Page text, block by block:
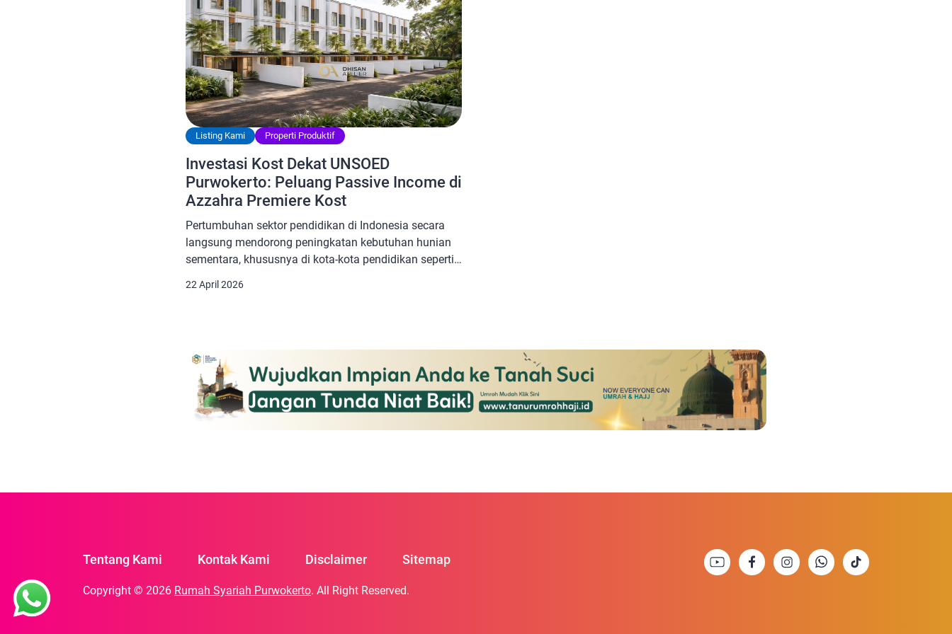
Listing Kami Properti Produktif
Investasi Kost Dekat UNSOED
Purwokerto: Peluang Passive Income di
Azzahra Premiere Kost
Pertumbuhan sektor pendidikan di Indonesia secara
langsung mendorong peningkatan kebutuhan hunian
sementara, khususnya di kota-kota pendidikan seperti
adalah Universitas Jenderal Soedirman (UNSOED),
besar di sektor properti, khususnya bisnis kost-kostan.
[…]
22 April 2026
Tentang Kami Kontak Kami Disclaimer Sitemap
Copyright © 2026 Rumah Syariah Purwokerto. All Right Reserved.